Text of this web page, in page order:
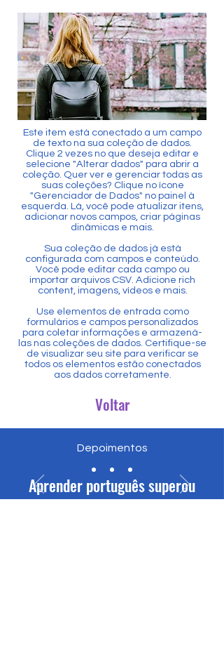
Este item está conectado a um campo
de texto na sua coleção de dados.
Clique 2 vezes no que deseja editar e
selecione "Alterar dados" para abrir a
coleção. Quer ver e gerenciar todas as
suas coleções? Clique no ícone
"Gerenciador de Dados" no painel à
esquerda. Lá, você pode atualizar itens,
adicionar novos campos, criar páginas
dinâmicas e mais.
Sua coleção de dados já está
configurada com campos e conteúdo.
Você pode editar cada campo ou
importar arquivos CSV. Adicione rich
content, imagens, vídeos e mais.
Use elementos de entrada como
formulários e campos personalizados
para coletar informações e armazená-
las nas coleções de dados. Certifique-se
de visualizar seu site para verificar se
todos os elementos estão conectados
aos dados corretamente.
Voltar
Depoimentos
Aprender português superou
todas as minhas expectativas.